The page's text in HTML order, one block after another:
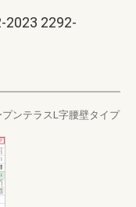
2023 2292-
プンテラスL字腰壁タイプ